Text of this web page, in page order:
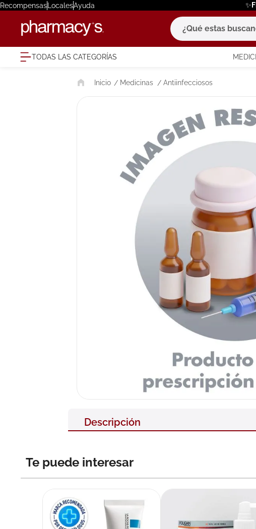
RecompensasLocalesAyuda
¿Qué estas buscando?
TODAS LAS CATEGORÍAS
Medicinas Antiinfecciosos
Descripción
Te puede interesar
términos
1. eucerin
3. bioderma
7.
. roche posay
9. nivea
10 pañales